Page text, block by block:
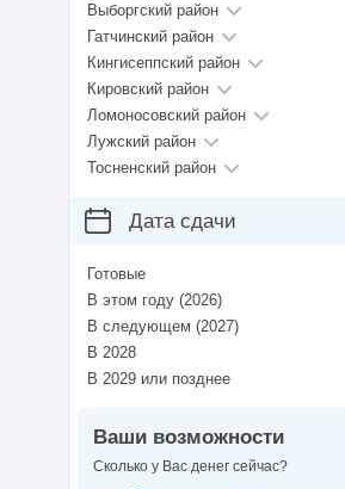
Выборгский район
Гатчинский район
Кингисеппский район
Кировский район
Ломоносовский район
Лужский район
Тосненский район
Дата сдачи
Готовые
В этом году (2026)
В следующем (2027)
В 2028
В 2029 или позднее
Ваши возможности
Сколько у Вас денег сейчас?